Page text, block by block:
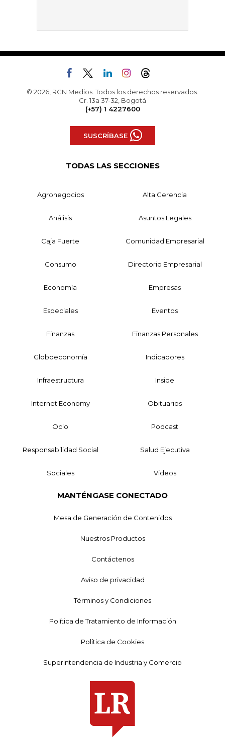
© 2026, RCN Medios. Todos los derechos reservados.
Cr. 13a 37-32, Bogotá
(+57) 1 4227600
SUSCRÍBASE
TODAS LAS SECCIONES
Agronegocios Alta Gerencia
Análisis Asuntos Legales
Caja Fuerte Comunidad Empresarial
Consumo Directorio Empresarial
Economía Empresas
Especiales Eventos
Finanzas Finanzas Personales
Globoeconomía Indicadores
Infraestructura Inside
Internet Economy Obituarios
Ocio Podcast
Responsabilidad Social Salud Ejecutiva
Sociales Videos
MANTÉNGASE CONECTADO
Mesa de Generación de Contenidos
Nuestros Productos
Contáctenos
Aviso de privacidad
Términos y Condiciones
Política de Tratamiento de Información
Política de Cookies
Superintendencia de Industria y Comercio